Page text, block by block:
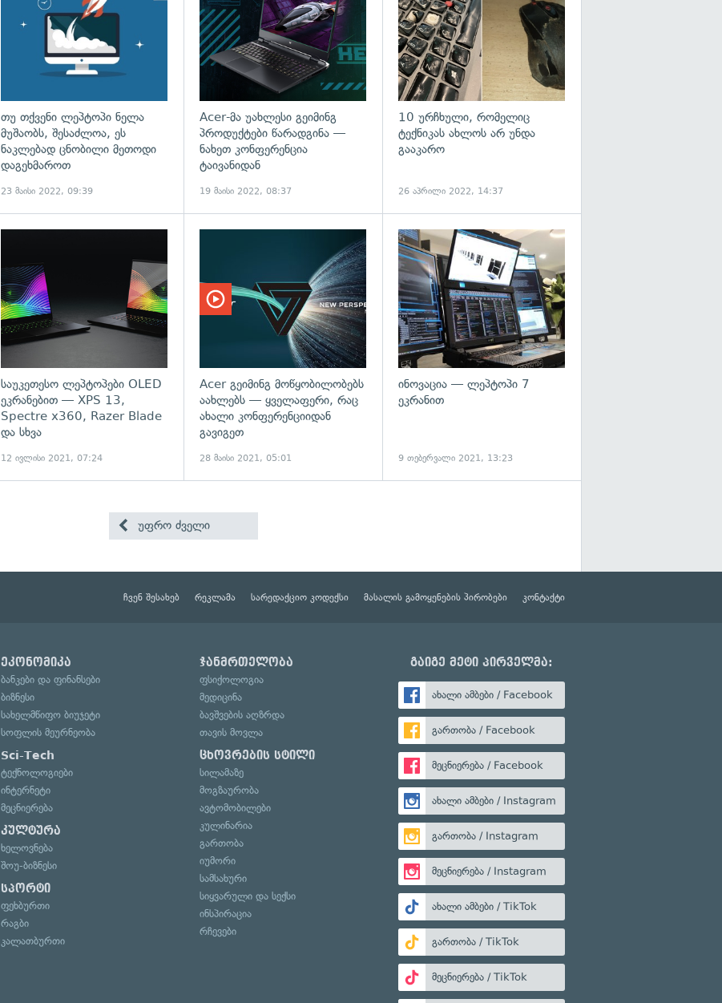
თუ თქვენი ლეპტოპი ნელა
მუშაობს, შესაძლოა, ეს
ნაკლებად ცნობილი მეთოდი
დაგეხმაროთ
23 მაისი 2022, 09:39
Acer-მა უახლესი გეიმინგ
პროდუქტები წარადგინა —
ნახეთ კონფერენცია
ტაივანიდან
19 მაისი 2022, 08:37
10 ურჩხული, რომელიც
ტექნიკას ახლოს არ უნდა
გააკარო
26 აპრილი 2022, 14:37
საუკეთესო ლეპტოპები OLED
ეკრანებით — XPS 13,
Spectre x360, Razer Blade
და სხვა
12 ივლისი 2021, 07:24
Acer გეიმინგ მოწყობილობებს
აახლებს — ყველაფერი, რაც
ახალი კონფერენციიდან
გავიგეთ
28 მაისი 2021, 05:01
ინოვაცია — ლეპტოპი 7
ეკრანით
9 თებერვალი 2021, 13:23
უფრო ძველი
ჩვენ შესახებ რეკლამა სარედაქციო კოდექსი მასალის გამოყენების პირობები კონტაქტი
ეკონომიკა
ბანკები და ფინანსები
ბიზნესი
სახელმწიფო ბიუჯეტი
სოფლის მეურნეობა
Sci-Tech
ტექნოლოგიები
ინტერნეტი
მეცნიერება
კულტურა
ხელოვნება
შოუ-ბიზნესი
სპორტი
ფეხბურთი
რაგბი
კალათბურთი
ჯანმრთელობა
ფსიქოლოგია
მედიცინა
ბავშვების აღზრდა
თავის მოვლა
ცხოვრების სტილი
სილამაზე
მოგზაურობა
ავტომობილები
კულინარია
გართობა
იუმორი
სამსახური
სიყვარული და სექსი
ინსპირაცია
რჩევები
გაიგე მეტი პირველმა:
ახალი ამბები / Facebook
გართობა / Facebook
მეცნიერება / Facebook
ახალი ამბები / Instagram
გართობა / Instagram
მეცნიერება / Instagram
ახალი ამბები / TikTok
გართობა / TikTok
მეცნიერება / TikTok